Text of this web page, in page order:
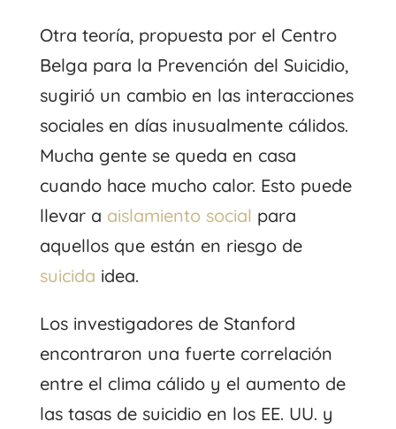
Otra teoría, propuesta por el Centro
Belga para la Prevención del Suicidio,
sugirió un cambio en las interacciones
sociales en días inusualmente cálidos.
Mucha gente se queda en casa
cuando hace mucho calor. Esto puede
llevar a aislamiento social para
aquellos que están en riesgo de
suicida idea.
Los investigadores de Stanford
encontraron una fuerte correlación
entre el clima cálido y el aumento de
las tasas de suicidio en los EE. UU. y